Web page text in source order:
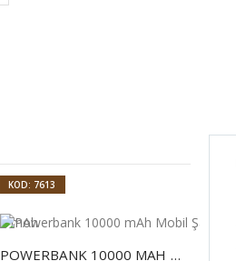
KOD: 7613
POWERBANK 10000 MAH MOBIL ŞARJ CIHAZI